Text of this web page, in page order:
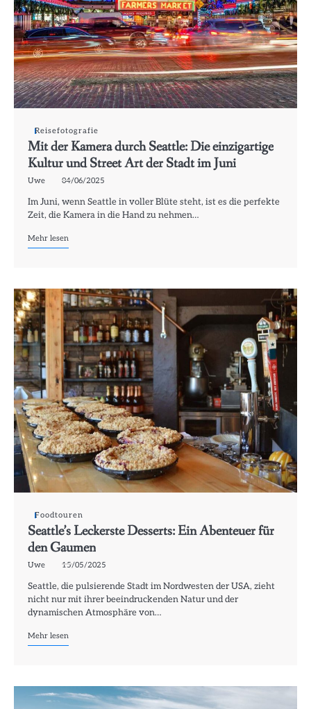
Reisefotografie
Mit der Kamera durch Seattle: Die einzigartige
Kultur und Street Art der Stadt im Juni
Uwe 04/06/2025
Im Juni, wenn Seattle in voller Blüte steht, ist es die perfekte
Zeit, die Kamera in die Hand zu nehmen…
Mehr lesen
Foodtouren
Seattle’s Leckerste Desserts: Ein Abenteuer für
den Gaumen
Uwe 15/05/2025
Seattle, die pulsierende Stadt im Nordwesten der USA, zieht
nicht nur mit ihrer beeindruckenden Natur und der
dynamischen Atmosphäre von…
Mehr lesen